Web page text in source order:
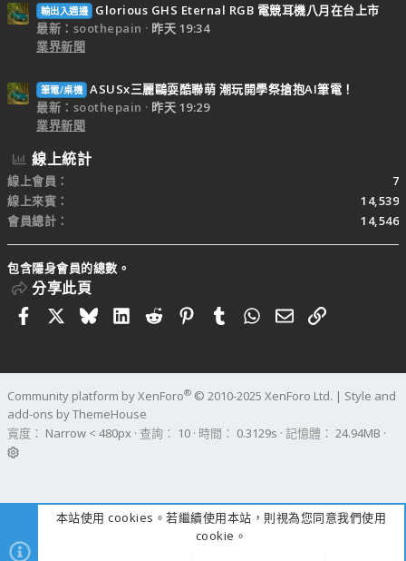
輸出入週邊
Glorious GHS Eternal RGB 電競耳機八月在台上市
最新：soothepain
昨天 19:34
業界新聞
筆電/桌機 ASUSx三麗鷗耍酷聯萌 潮玩開學祭搶抱AI筆電！
最新：soothepain
昨天 19:29
業界新聞
線上統計
線上會員
7
線上來賓
14,539
會員總計
14,546
包含隱身會員的總數。
分享此頁
FacebookBlueskyLinkedIn
RedditPinterestTumblrWhatsApp
電子郵件
連結
Community platform by XenForo® © 2010-2025 XenForo Ltd. | Style and
add-ons by ThemeHouse
寬度
查詢 10 時間 0.3129s 記憶體 24.94MB
本站使用 cookies。若繼續使用本站，則視為您同意我們使用
cookie。